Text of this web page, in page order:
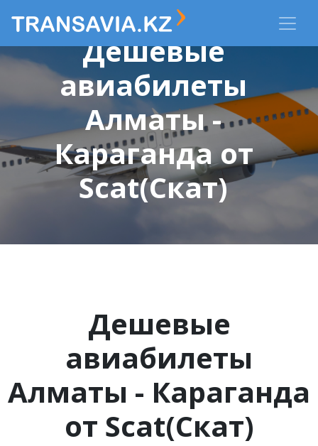
Дешевые
авиабилеты
Алматы -
Караганда от
Scat(Скат)
Дешевые
авиабилеты
Алматы - Караганда
от Scat(Скат)